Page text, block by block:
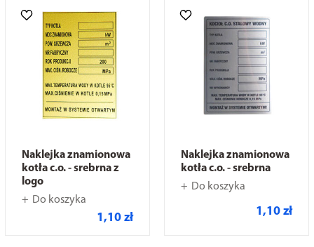
Naklejka znamionowa
kotła c.o. - srebrna z
logo
Do koszyka
1,10 zł
Naklejka znamionowa
kotła c.o. - srebrna
Do koszyka
1,10 zł